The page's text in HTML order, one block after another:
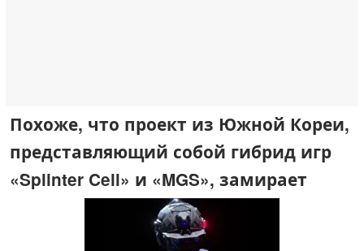
Похоже, что проект из Южной Кореи,
представляющий собой гибрид игр
«Splinter Cell» и «MGS», замирает